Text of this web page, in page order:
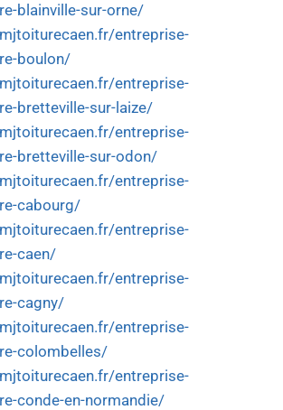
blainville-sur-orne/
entreprise-
boulon/
entreprise-
bretteville-sur-laize/
entreprise-
bretteville-sur-odon/
entreprise-
cabourg/
entreprise-
caen/
entreprise-
cagny/
entreprise-
colombelles/
entreprise-
conde-en-normandie/